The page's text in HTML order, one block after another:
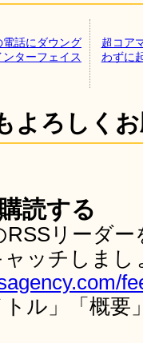
電話にダウング
ターフェイス
超コア
わずに
よろしく
読する
RSSリーダ
ッチしま
ル」「概要